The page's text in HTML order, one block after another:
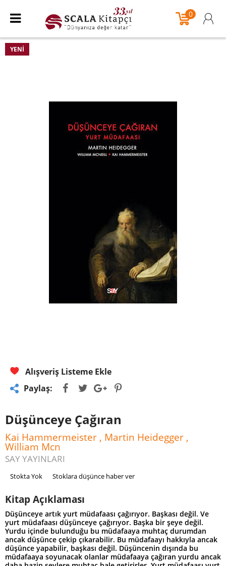
0
YENI
Alışveriş Listeme Ekle
Paylaş:
Düşünceye Çağıran
Kai Hammermeister , Martin Heidegger ,
William Mcn
SAY YAYINLARI
Stokta Yok Stoklara düşünce haber ver
Kitap Açıklaması
Düşünceye artık yurt müdafaası çağırıyor. Başkası değil. Ve
yurt müdafaası düşünceye çağırıyor. Başka bir şeye değil.
Yurdu içinde bulunduğu bu müdafaaya muhtaç durumdan
ancak düşünce çekip çıkarabilir. Bu müdafaayı hakkıyla ancak
düşünce yapabilir, başkası değil. Düşüncenin dışında bu
müdafaaya soyunacak olanlar müdafaaya çağıran yurdu ancak